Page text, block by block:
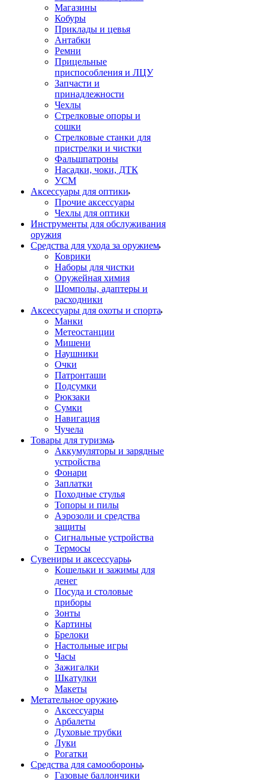
Магазины
Кобуры
Приклады и цевья
Антабки
Ремни
Прицельные
приспособления и ЛЦУ
Запчасти и
принадлежности
Чехлы
Стрелковые опоры и
сошки
Стрелковые станки для
пристрелки и чистки
Фальшпатроны
Насадки, чоки, ДТК
УСМ
Аксессуары для оптики
Прочие аксессуары
Чехлы для оптики
Инструменты для обслуживания
оружия
Средства для ухода за оружием
Коврики
Наборы для чистки
Оружейная химия
Шомполы, адаптеры и
расходники
Аксессуары для охоты и спорта
Манки
Метеостанции
Мишени
Наушники
Очки
Патронташи
Подсумки
Рюкзаки
Сумки
Навигация
Чучела
Товары для туризма
Аккумуляторы и зарядные
устройства
Фонари
Заплатки
Походные стулья
Топоры и пилы
Аэрозоли и средства
защиты
Сигнальные устройства
Термосы
Сувениры и аксессуары
Кошельки и зажимы для
денег
Посуда и столовые
приборы
Зонты
Картины
Брелоки
Настольные игры
Часы
Зажигалки
Шкатулки
Макеты
Метательное оружие
Аксессуары
Арбалеты
Духовые трубки
Луки
Рогатки
Средства для самообороны
Газовые баллончики